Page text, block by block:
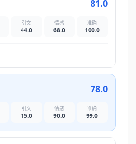
81.0
引文
44.0
情感
68.0
准确
100.0
78.0
引文
15.0
情感
90.0
准确
99.0